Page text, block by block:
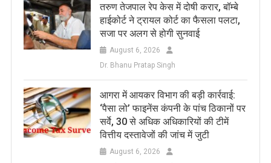
तरुण तेजपाल रेप केस में दोषी करार, बॉम्बे
हाईकोर्ट ने ट्रायल कोर्ट का फैसला पलटा,
सजा पर अलग से होगी सुनवाई
August 6, 2026
Dr. Bhanu Pratap Singh
आगरा में आयकर विभाग की बड़ी कार्रवाई:
‘पैसा लो’ फाइनेंस कंपनी के पांच ठिकानों पर
सर्वे, 30 से अधिक अधिकारियों की टीमें
वित्तीय दस्तावेजों की जांच में जुटी
August 6, 2026